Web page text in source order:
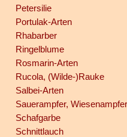
Petersilie
Portulak-Arten
Rhabarber
Ringelblume
Rosmarin-Arten
Rucola, (Wilde-)Rauke
Salbei-Arten
Sauerampfer, Wiesenampfer
Schafgarbe
Schnittlauch